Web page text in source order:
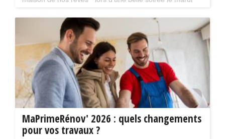
présence de Kev Adams et Chantal Ladesou.
MaPrimeRénov' 2026 : quels changements
pour vos travaux ?